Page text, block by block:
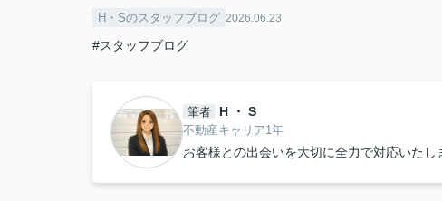
H・Sのスタッフブログ 2026.06.23
#スタッフブログ
筆者 H ・ S
不動産キャリア1年
お客様との出会いを大切に全力で対応いたし